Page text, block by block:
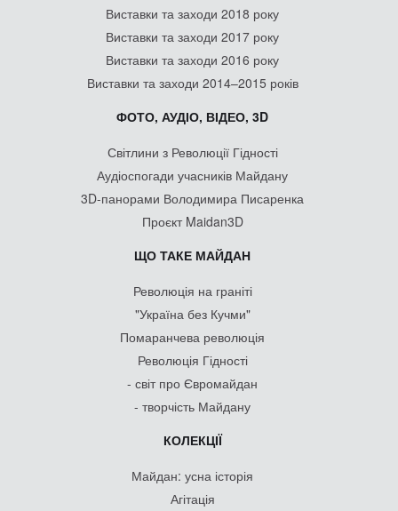
Виставки та заходи 2018 року
Виставки та заходи 2017 року
Виставки та заходи 2016 року
Виставки та заходи 2014–2015 років
ФОТО, АУДІО, ВІДЕО, 3D
Світлини з Революції Гідності
Аудіоспогади учасників Майдану
3D-панорами Володимира Писаренка
Проєкт Maidan3D
ЩО ТАКЕ МАЙДАН
Революція на граніті
"Україна без Кучми"
Помаранчева революція
Революція Гідності
- світ про Євромайдан
- творчість Майдану
КОЛЕКЦІЇ
Майдан: усна історія
Агітація